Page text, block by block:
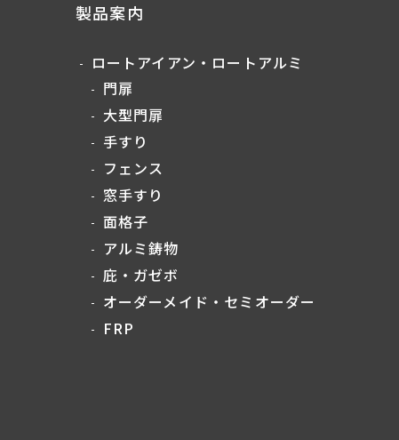
製品案内
ロートアイアン・ロートアルミ
門扉
大型門扉
手すり
フェンス
窓手すり
面格子
アルミ鋳物
庇・ガゼボ
オーダーメイド・セミオーダー
FRP